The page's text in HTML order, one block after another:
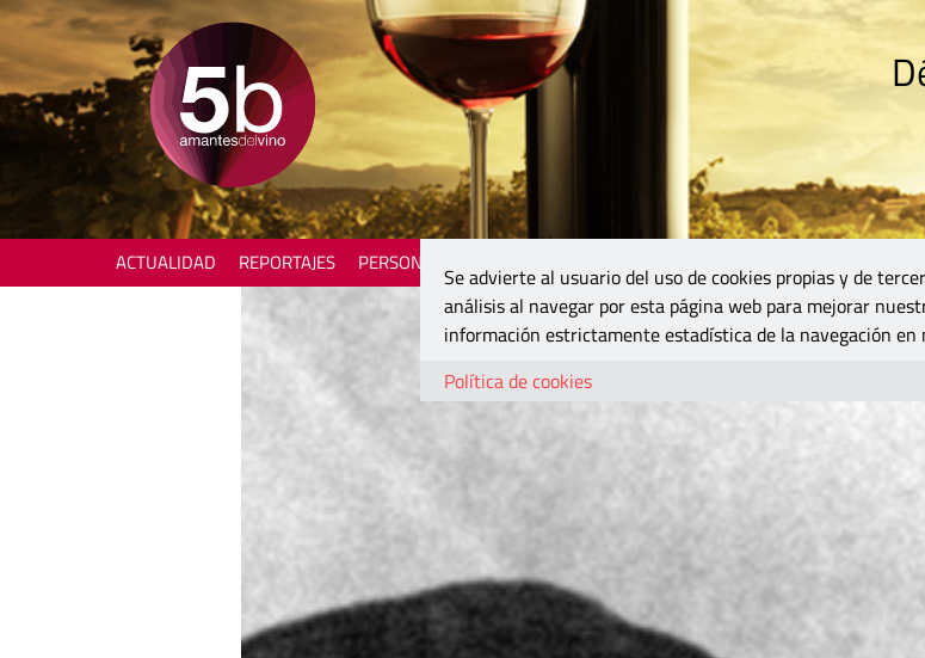
ACTUALIDAD REPORTAJES PERSONAJES
Se advierte al usuario del uso de cookies propias y de
análisis al navegar por esta página web para mejorar
información estrictamente estadística de la navegación
Política de cookies